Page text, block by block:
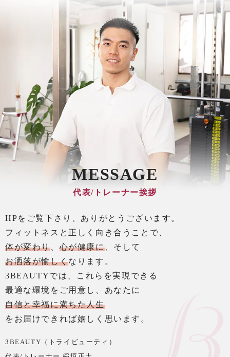
MESSAGE
代表/トレーナー挨拶
HPをご覧下さり、ありがとうございます。
フィットネスと正しく向き合うことで、
体が変わり
心が健康に、そして
お洒落が愉しくなります。
3BEAUTYでは、これらを実現できる
最適な環境をご用意し、あなたに
自信と幸福に満ちた人生
をお届けできれば嬉しく思います。
3BEAUTY（トライビューティ）